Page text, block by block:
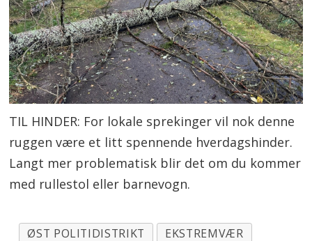
TIL HINDER: For lokale sprekinger vil nok denne
ruggen være et litt spennende hverdagshinder.
Langt mer problematisk blir det om du kommer
med rullestol eller barnevogn.
ØST POLITIDISTRIKT
EKSTREMVÆR